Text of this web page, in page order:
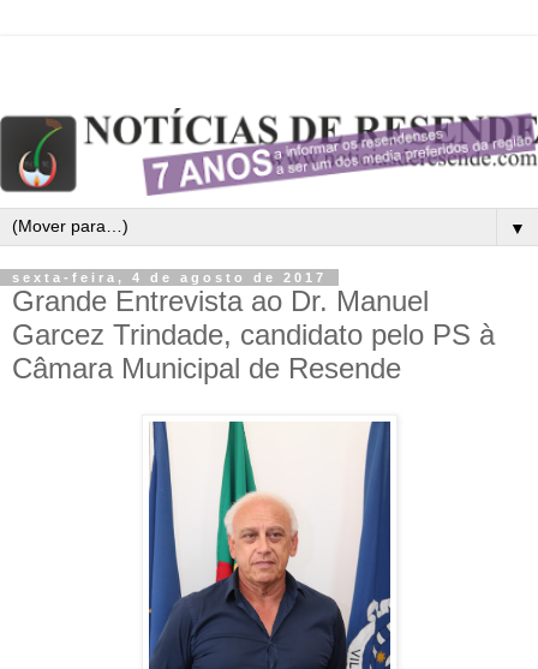
▼
sexta-feira, 4 de agosto de 2017
Grande Entrevista ao Dr. Manuel
Garcez Trindade, candidato pelo PS à
Câmara Municipal de Resende